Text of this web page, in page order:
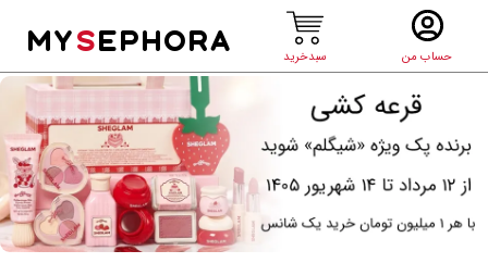
حساب من سبدخرید
MYSEPHORA